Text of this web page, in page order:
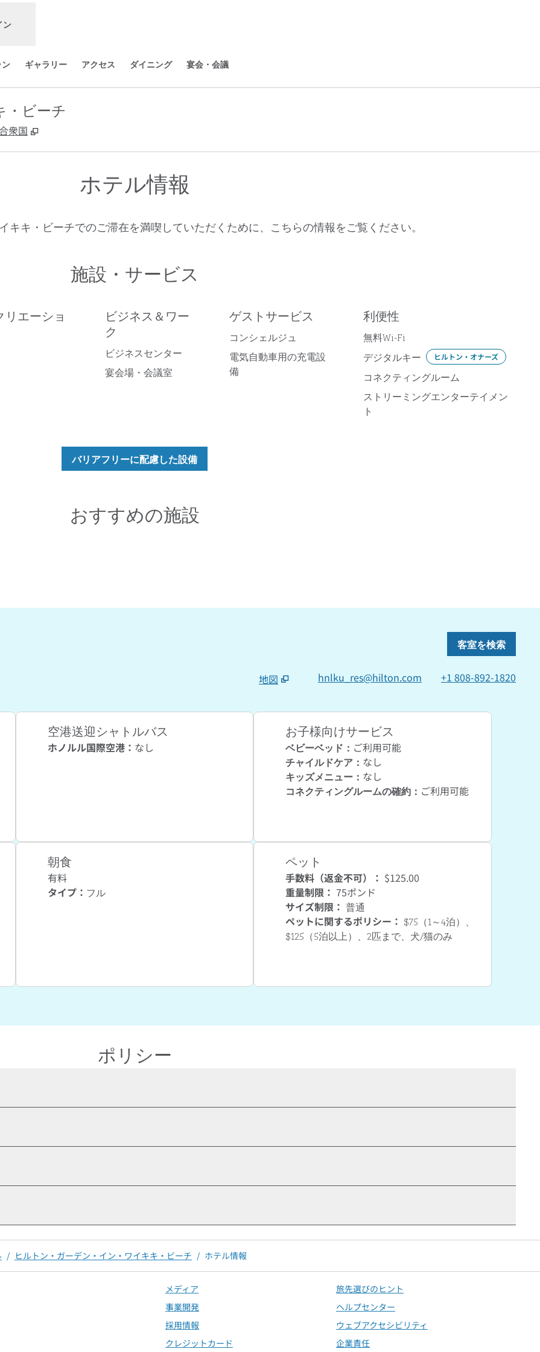
ン
ギャラリー アクセス ダイニング 宴会・会議
・ビーチ
衆国
,
ホテル情報
キキ・ビーチでのご滞在を満喫していただくために、こちらの情報をご覧ください。
施設・サービス
リエーショ
ビジネス＆ワー
ク
ビジネスセンター
宴会場・会議室
ゲストサービス
コンシェルジュ
電気自動車用の充電設
備
利便性
無料Wi-Fi
デジタルキー
ヒルトン・オナーズ
コネクティングルーム
ストリーミングエンターテイメン
ト
バリアフリーに配慮した設備
おすすめの施設
客室を検索
地図
hnlku_res@hilton.com +1 808-892-1820
空港送迎シャトルバス
ホノルル国際空港： なし
お子様向けサービス
ベビーベッド ： ご利用可能
チャイルドケア ： なし
キッズメニュー ： なし
コネクティングルームの確約 ： ご利用可能
朝食
有料
タイプ： フル
ペット
手数料（返金不可）： $125.00
重量制限： 75ポンド
サイズ制限： 普通
ペットに関するポリシー： $75（1～4泊）、
$125（5泊以上）、2匹まで、犬/猫のみ
ポリシー
/ ヒルトン・ガーデン・イン・ワイキキ・ビーチ / ホテル情報
メディア
事業開発
採用情報
クレジットカード
旅先選びのヒント
ヘルプセンター
ウェブアクセシビリティ
企業責任